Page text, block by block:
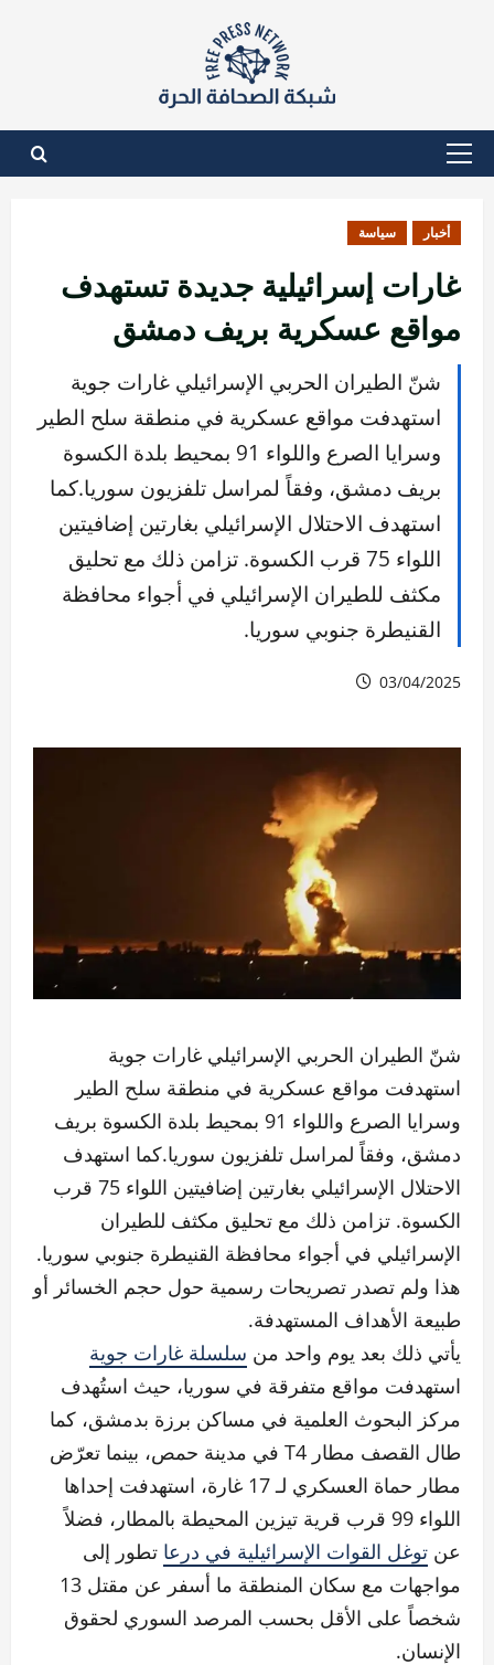
القائمة
أخبار سياسة
غارات إسرائيلية جديدة تستهدف
مواقع عسكرية بريف دمشق
شنّ الطيران الحربي الإسرائيلي غارات جوية
استهدفت مواقع عسكرية في منطقة سلح الطير
وسرايا الصرع واللواء 91 بمحيط بلدة الكسوة
بريف دمشق، وفقاً لمراسل تلفزيون سوريا.كما
استهدف الاحتلال الإسرائيلي بغارتين إضافيتين
اللواء 75 قرب الكسوة. تزامن ذلك مع تحليق
مكثف للطيران الإسرائيلي في أجواء محافظة
القنيطرة جنوبي سوريا.
03/04/2025
شنّ الطيران الحربي الإسرائيلي غارات جوية
استهدفت مواقع عسكرية في منطقة سلح الطير
وسرايا الصرع واللواء 91 بمحيط بلدة الكسوة بريف
دمشق، وفقاً لمراسل تلفزيون سوريا.كما استهدف
الاحتلال الإسرائيلي بغارتين إضافيتين اللواء 75 قرب
الكسوة. تزامن ذلك مع تحليق مكثف للطيران
الإسرائيلي في أجواء محافظة القنيطرة جنوبي سوريا.
هذا ولم تصدر تصريحات رسمية حول حجم الخسائر أو
طبيعة الأهداف المستهدفة.
يأتي ذلك بعد يوم واحد من سلسلة غارات جوية
استهدفت مواقع متفرقة في سوريا، حيث استُهدف
مركز البحوث العلمية في مساكن برزة بدمشق، كما
طال القصف مطار T4 في مدينة حمص، بينما تعرّض
مطار حماة العسكري لـ 17 غارة، استهدفت إحداها
اللواء 99 قرب قرية تيزين المحيطة بالمطار، فضلاً
عن توغل القوات الإسرائيلية في درعا تطور إلى
مواجهات مع سكان المنطقة ما أسفر عن مقتل 13
شخصاً على الأقل بحسب المرصد السوري لحقوق
الإنسان.